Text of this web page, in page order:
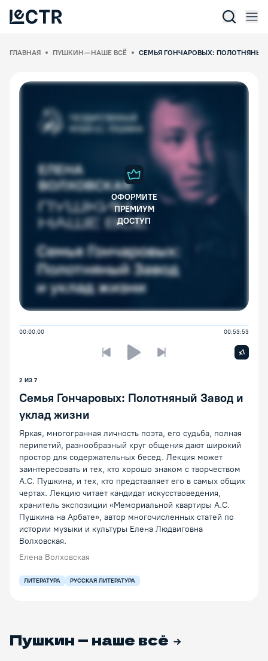
ГЛАВНАЯ ПУШКИН — НАШЕ ВСЁ СЕМЬЯ ГОНЧАРОВЫХ:
ОФОРМИТЕ
ПРЕМИУМ
ДОСТУП
00:00:00 00:53:53
Предыдущая лекцияСледующая лекция
x1
2 ИЗ 7
Семья Гончаровых: Полотняный Завод и
уклад жизни
Яркая, многогранная личность поэта, его судьба, полная
перипетий, разнообразный круг общения дают широкий
простор для содержательных бесед. Лекция может
заинтересовать и тех, кто хорошо знаком с творчеством
А.С. Пушкина, и тех, кто представляет его в самых общих
чертах. Лекцию читает кандидат искусствоведения,
хранитель экспозиции «Мемориальной квартиры А.С.
Пушкина на Арбате», автор многочисленных статей по
истории музыки и культуры Елена Людвиговна
Волховская.
Елена Волховская
ЛИТЕРАТУРА РУССКАЯ ЛИТЕРАТУРА
Пушкин — наше всё